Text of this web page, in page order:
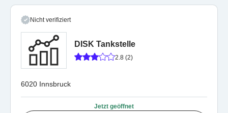
Nicht verifiziert
DISK Tankstelle
2.8 (2)
6020 Innsbruck
Jetzt geöffnet